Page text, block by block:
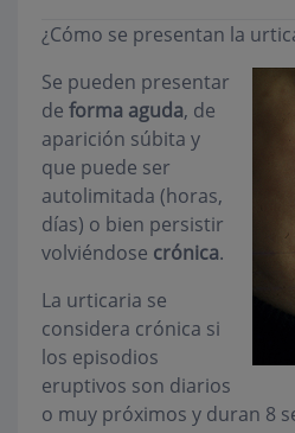
¿Cómo se presentan la
Se pueden presentar
de forma aguda, de
aparición súbita y
que puede ser
autolimitada (horas,
días) o bien persistir
volviéndose crónica.
La urticaria se
considera crónica si
los episodios
eruptivos son diarios
o muy próximos y duran 8